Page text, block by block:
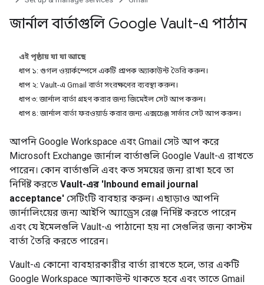
জার্নাল বার্তাগুলি Google Vault-এ পাঠান
এই পৃষ্ঠায় যা যা আছে
ধাপ ১: গুগল ওয়ার্কস্পেসে একটি প্রাপক অ্যাকাউন্ট তৈরি করুন।
ধাপ ২: Vault-এ Gmail বার্তা সংরক্ষণের ব্যবস্থা করুন।
ধাপ ৩: জার্নাল বার্তা গ্রহণ করার জন্য জিমেইল সেট আপ করুন।
ধাপ ৪: জার্নাল বার্তা ফরওয়ার্ড করার জন্য এক্সচেঞ্জ সার্ভার সেট আপ করুন।
আপনি Google Workspace এবং Gmail সেট আপ করে
Microsoft Exchange জার্নাল বার্তাগুলি Google Vault-এ রাখতে
পারেন। কোন বার্তাগুলি এবং কত সময়ের জন্য রাখা হবে তা
নির্দিষ্ট করতে Vault-এর 'Inbound email journal
acceptance' সেটিংটি ব্যবহার করুন। এছাড়াও আপনি
জার্নালিংয়ের জন্য আইপি অ্যাড্রেস রেঞ্জ নির্দিষ্ট করতে পারেন
এবং যে ইমেলগুলি Vault-এ পাঠানো হয় না সেগুলির জন্য কাস্টম
বার্তা তৈরি করতে পারেন।
Vault-এ কোনো ব্যবহারকারীর বার্তা রাখতে হলে, তার একটি
Google Workspace অ্যাকাউন্ট থাকতে হবে এবং তাতে Gmail